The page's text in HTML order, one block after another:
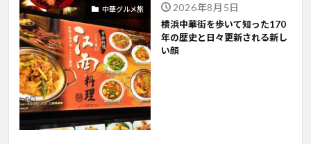
中華グルメ旅 2026年8月5日
横浜中華街を歩いて知った170
年の歴史と日々更新される新し
い顔